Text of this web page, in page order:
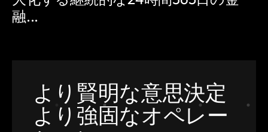
融...
より賢明な意思決定
より強固なオペレー